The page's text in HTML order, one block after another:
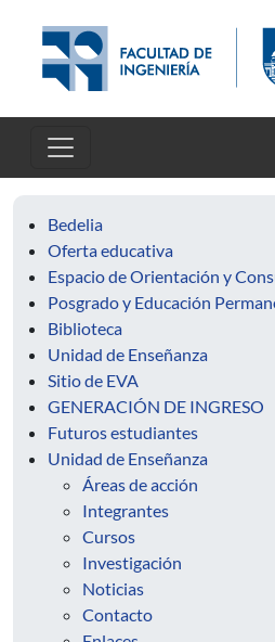
Bedelia
Oferta educativa
Espacio de Orientación y
Posgrado y Educación
Biblioteca
Unidad de Enseñanza
Sitio de EVA
GENERACIÓN DE INGRESO
Futuros estudiantes
Unidad de Enseñanza
Áreas de acción
Integrantes
Cursos
Investigación
Noticias
Contacto